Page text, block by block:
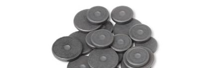
Barnevogner & småbarnsutstyr
Skole- & kontormateriell
Logge inn / registrere meg